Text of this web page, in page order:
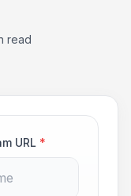
read
URL *